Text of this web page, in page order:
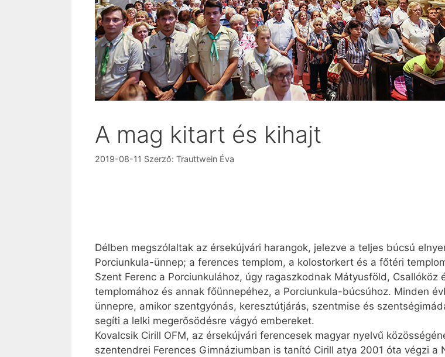
A mag kitart és kihajt
2019-08-11 Szerző: Trauttwein Éva
Délben megszólaltak az érsekújvári harangok, jelezve a teljes búcsú
Porciunkula-ünnep; a ferences templom, a kolostorkert és a főtéri
Szent Ferenc a Porciunkulához, úgy ragaszkodnak Mátyusföld,
templomához és annak főünnepéhez, a Porciunkula-búcsúhoz. Minden
ünnepre, amikor szentgyónás, keresztútjárás, szentmise és
segíti a lelki megerősödésre vágyó embereket.
Kovalcsik Cirill OFM, az érsekújvári ferencesek magyar nyelvű
szentendrei Ferences Gimnáziumban is tanító Cirill atya 2001 óta végzi